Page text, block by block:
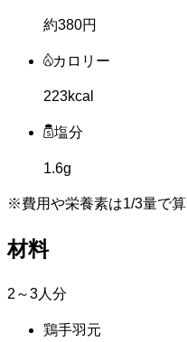
約380円
カロリー
223kcal
塩分
1.6g
※費用や栄養素は1/3量で
材料
2～3人分
鶏手羽元